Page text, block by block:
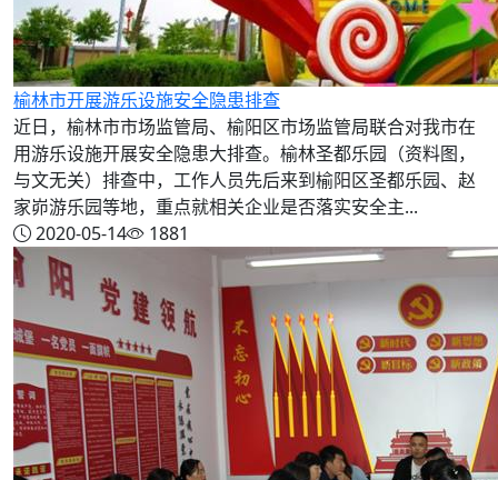
榆林市开展游乐设施安全隐患排查
近日，榆林市市场监管局、榆阳区市场监管局联合对我市在
用游乐设施开展安全隐患大排查。榆林圣都乐园（资料图，
与文无关）排查中，工作人员先后来到榆阳区圣都乐园、赵
家峁游乐园等地，重点就相关企业是否落实安全主...
2020-05-14
1881